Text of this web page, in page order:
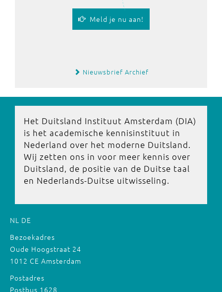
Meld je nu aan!
Nieuwsbrief Archief
Het Duitsland Instituut Amsterdam (DIA)
is het academische kennisinstituut in
Nederland over het moderne Duitsland.
Wij zetten ons in voor meer kennis over
Duitsland, de positie van de Duitse taal
en Nederlands-Duitse uitwisseling.
NL DE
Bezoekadres
Oude Hoogstraat 24
1012 CE Amsterdam
Postadres
Postbus 1628